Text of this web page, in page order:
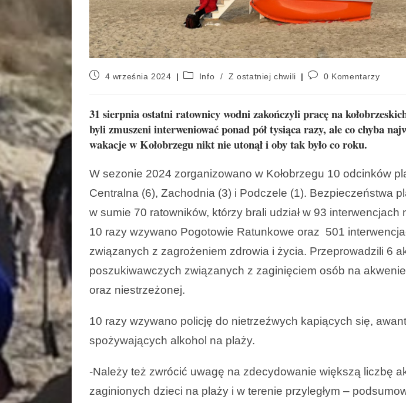
4 września 2024 Info / Z ostatniej chwili 0 Komentarzy
31 sierpnia ostatni ratownicy wodni zakończyli pracę na
byli zmuszeni interweniować ponad pół tysiąca razy, ale co chyba
wakacje w Kołobrzegu nikt nie utonął i oby tak było co roku.
W sezonie 2024 zorganizowano w Kołobrzegu 10 odcinków
Centralna (6), Zachodnia (3) i Podczele (1). Bezpieczeństwa
w sumie 70 ratowników, którzy brali udział w 93 interwencjach
10 razy wzywano Pogotowie Ratunkowe oraz 501
związanych z zagrożeniem zdrowia i życia. Przeprowadzili 6
poszukiwawczych związanych z zaginięciem osób na
oraz niestrzeżonej.
10 razy wzywano policję do nietrzeźwych kapiących się,
spożywających alkohol na plaży.
-Należy też zwrócić uwagę na zdecydowanie większą liczbę
zaginionych dzieci na plaży i w terenie przyległym –